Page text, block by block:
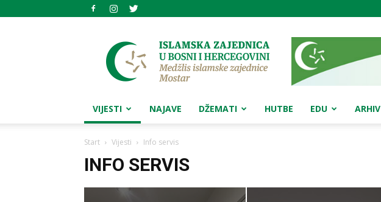
Medžlis
islamske
zajednice
Mostar
VIJESTI NAJAVE DŽEMATI HUTBE EDU ARHIV
Start Vijesti Info servis
INFO SERVIS